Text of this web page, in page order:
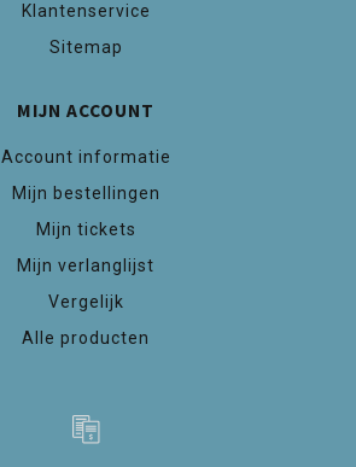
Klantenservice
Sitemap
MIJN ACCOUNT
Account informatie
Mijn bestellingen
Mijn tickets
Mijn verlanglijst
Vergelijk
Alle producten